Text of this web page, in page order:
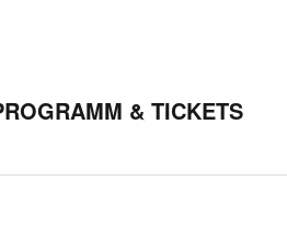
& TICKETS